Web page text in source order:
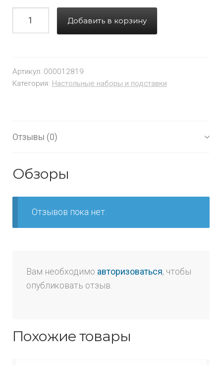
Добавить в корзину
Артикул: 000012819
Категория: Настольные наборы и подставки
Отзывы (0)
Обзоры
Отзывов пока нет.
Вам необходимо авторизоваться, чтобы
опубликовать отзыв.
Похожие товары